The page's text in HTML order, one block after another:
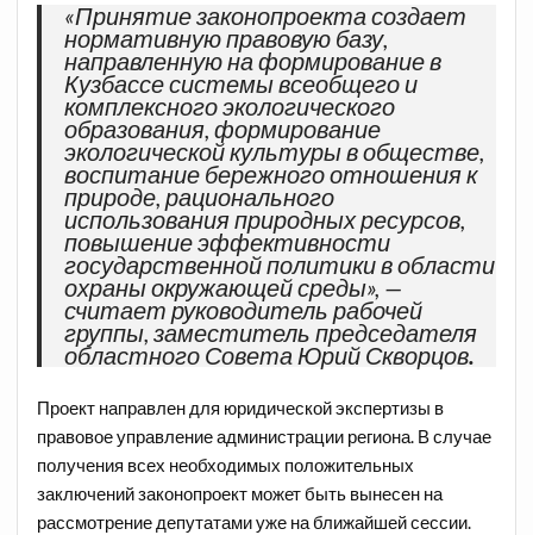
«Принятие законопроекта создает
нормативную правовую базу,
направленную на формирование в
Кузбассе системы всеобщего и
комплексного экологического
образования, формирование
экологической культуры в обществе,
воспитание бережного отношения к
природе, рационального
использования природных ресурсов,
повышение эффективности
государственной политики в области
охраны окружающей среды», —
считает руководитель рабочей
группы, заместитель председателя
областного Совета Юрий Скворцов.
Проект направлен для юридической экспертизы в
правовое управление администрации региона. В случае
получения всех необходимых положительных
заключений законопроект может быть вынесен на
рассмотрение депутатами уже на ближайшей сессии.